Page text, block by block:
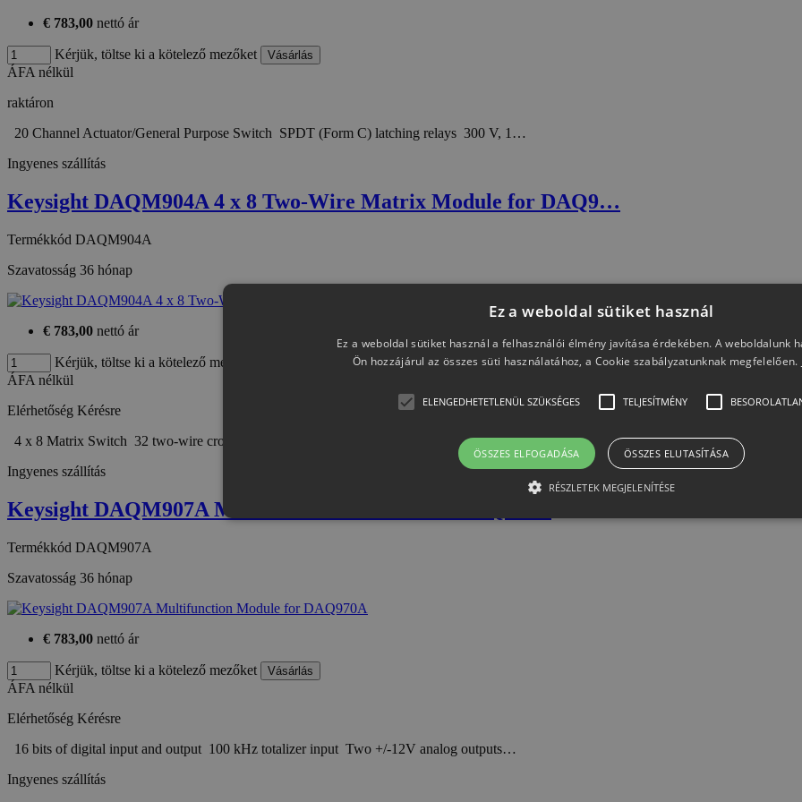
€ 783,00 nettó ár
Kérjük, töltse ki a kötelező mezőket
ÁFA nélkül
raktáron
20 Channel Actuator/General Purpose Switch SPDT (Form C) latching relays 300 V, 1…
Ingyenes szállítás
Keysight DAQM904A 4 x 8 Two-Wire Matrix Module for DAQ9…
Termékkód DAQM904A
Szavatosság 36 hónap
€ 783,00 nettó ár
Kérjük, töltse ki a kötelező mezőket
ÁFA nélkül
Elérhetőség Kérésre
4 x 8 Matrix Switch 32 two-wire cross points 300 V, 1 A switching Az…
Ingyenes szállítás
Keysight DAQM907A Multifunction Module for DAQ970A
Termékkód DAQM907A
Szavatosság 36 hónap
€ 783,00 nettó ár
Kérjük, töltse ki a kötelező mezőket
ÁFA nélkül
Elérhetőség Kérésre
16 bits of digital input and output 100 kHz totalizer input Two +/-12V analog outputs…
Ingyenes szállítás
Ez a weboldal sütiket használ
Ez a weboldal sütiket használ a felhasználói élmény javítása érdekében. A weboldalunk
Ön hozzájárul az összes süti használatához, a Cookie szabályzatunknak megfelelően.
ELENGEDHETETLENÜL SZÜKSÉGES TELJESÍTMÉNY
ÖSSZES ELFOGADÁSA ÖSSZES ELUTASÍTÁSA
RÉSZLETEK MEGJELENÍTÉSE
nem használható megfelelően az elengedhetetlenül szükséges sütik nélkül.
CookieScriptConsent
arra, hogy a felhasználó az oldalak között bejelentkezett